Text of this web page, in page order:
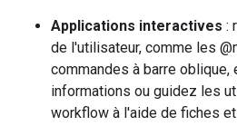
Applications interactives :
de l'utilisateur, comme les
commandes à barre
informations ou guidez les
workflow à l'aide de fiches